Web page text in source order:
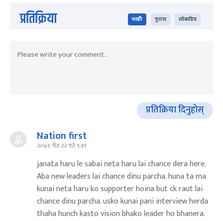
प्रतिक्रिया भर्खरै पुराना लोकप्रिय
प्रतिक्रिया दिनुहोस्
Nation first
२०७९ चैत २२ गते ९:१९
janata haru le sabai neta haru lai chance dera here.
Aba new leaders lai chance dinu parcha. huna ta ma
kunai neta haru ko supporter hoina but ck raut lai
chance dinu parcha. usko kunai pani interview herda
thaha hunch kasto vision bhako leader ho bhanera.